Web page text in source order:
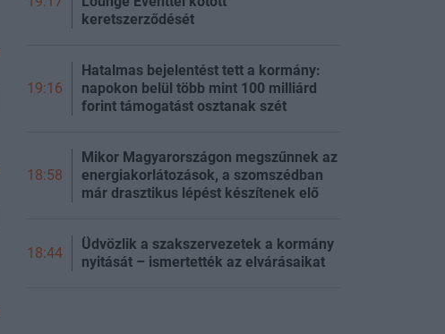
keretszerződését
19:16
Hatalmas bejelentést tett a kormány:
napokon belül több mint 100 milliárd
forint támogatást osztanak szét
18:58
Mikor Magyarországon megszűnnek az
energiakorlátozások, a szomszédban
már drasztikus lépést készítenek elő
18:44
Üdvözlik a szakszervezetek a kormány
nyitását – ismertették az elvárásaikat